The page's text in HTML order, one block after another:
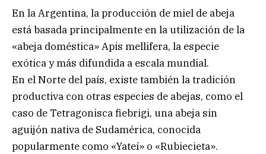
En la Argentina, la producción de miel de abeja
está basada principalmente en la utilización de la
«abeja doméstica» Apis mellifera, la especie
exótica y más difundida a escala mundial.
En el Norte del país, existe también la tradición
productiva con otras especies de abejas, como el
caso de Tetragonisca fiebrigi, una abeja sin
aguijón nativa de Sudamérica, conocida
popularmente como «Yateí» o «Rubiecieta».